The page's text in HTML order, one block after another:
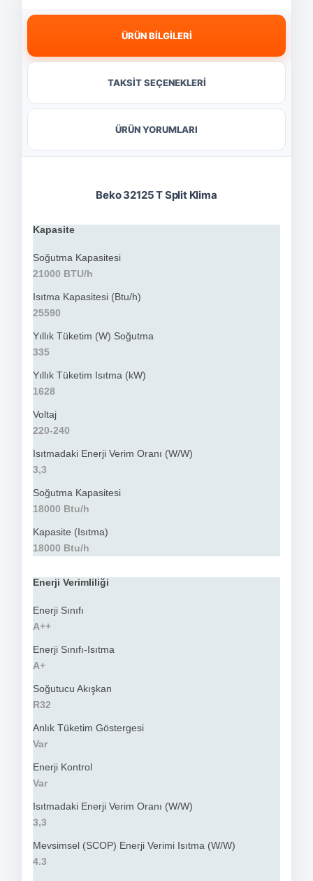
ÜRÜN BİLGİLERİ
TAKSİT SEÇENEKLERİ
ÜRÜN YORUMLARI
Beko 32125 T Split Klima
Kapasite
Soğutma Kapasitesi
21000 BTU/h
Isıtma Kapasitesi (Btu/h)
25590
Yıllık Tüketim (W) Soğutma
335
Yıllık Tüketim Isıtma (kW)
1628
Voltaj
220-240
Isıtmadaki Enerji Verim Oranı (W/W)
3,3
Soğutma Kapasitesi
18000 Btu/h
Kapasite (Isıtma)
18000 Btu/h
Enerji Verimliliği
Enerji Sınıfı
A++
Enerji Sınıfı-Isıtma
A+
Soğutucu Akışkan
R32
Anlık Tüketim Göstergesi
Var
Enerji Kontrol
Var
Isıtmadaki Enerji Verim Oranı (W/W)
3,3
Mevsimsel (SCOP) Enerji Verimi Isıtma (W/W)
4.3